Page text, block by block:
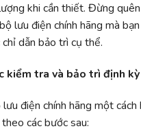
khi cần thiết. Đừng
lưu điện chính hãng mà
dẫn bảo trì cụ thể.
kiểm tra và bảo trì định kỳ
điện chính hãng một cách
các bước sau: